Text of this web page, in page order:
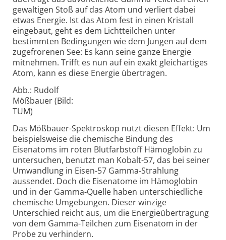
gewaltigen Stoß auf das Atom und verliert dabei
etwas Energie. Ist das Atom fest in einen Kristall
eingebaut, geht es dem Lichtteilchen unter
bestimmten Bedingungen wie dem Jungen auf dem
zugefrorenen See: Es kann seine ganze Energie
mitnehmen. Trifft es nun auf ein exakt gleichartiges
Atom, kann es diese Energie übertragen.
Abb.: Rudolf
Mößbauer (Bild:
TUM)
Das Mößbauer-Spektroskop nutzt diesen Effekt: Um
beispielsweise die chemische Bindung des
Eisenatoms im roten Blutfarbstoff Hämoglobin zu
untersuchen, benutzt man Kobalt-57, das bei seiner
Umwandlung in Eisen-57 Gamma-Strahlung
aussendet. Doch die Eisenatome im Hämoglobin
und in der Gamma-Quelle haben unterschiedliche
chemische Umgebungen. Dieser winzige
Unterschied reicht aus, um die Energieübertragung
von dem Gamma-Teilchen zum Eisenatom in der
Probe zu verhindern.